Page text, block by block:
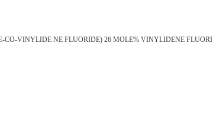
CO-VINYLIDE NE FLUORIDE) 26 MOLE% VINYLIDENE FLUORI